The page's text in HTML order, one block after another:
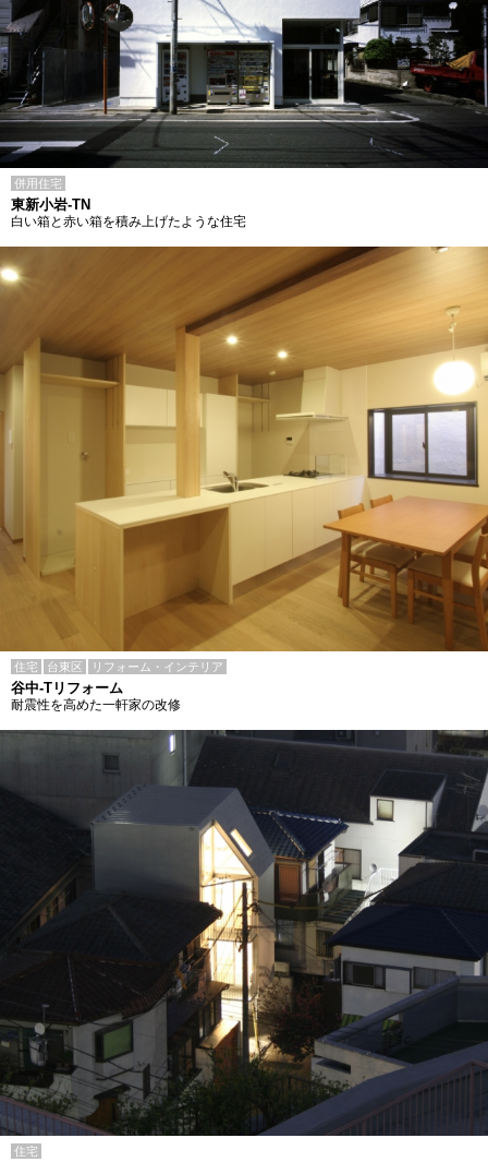
併用住宅
東新小岩-TN
白い箱と赤い箱を積み上げたような住宅
住宅 台東区 リフォーム・インテリア
谷中-Tリフォーム
耐震性を高めた一軒家の改修
住宅